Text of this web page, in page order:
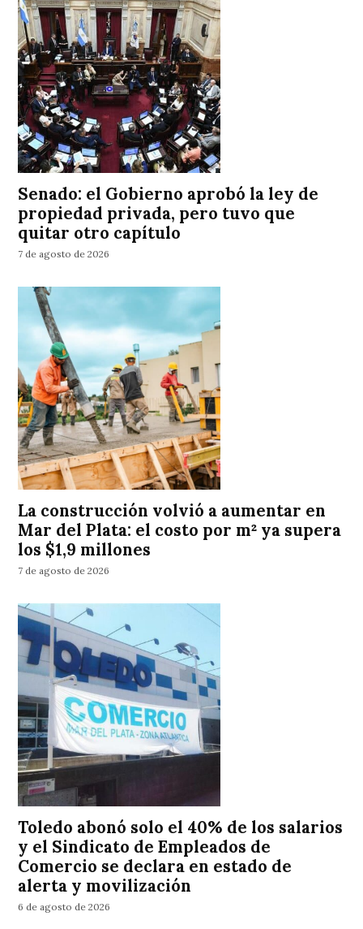
Senado: el Gobierno aprobó la ley de
propiedad privada, pero tuvo que
quitar otro capítulo
7 de agosto de 2026
La construcción volvió a aumentar en
Mar del Plata: el costo por m² ya supera
los $1,9 millones
7 de agosto de 2026
Toledo abonó solo el 40% de los salarios
y el Sindicato de Empleados de
Comercio se declara en estado de
alerta y movilización
6 de agosto de 2026